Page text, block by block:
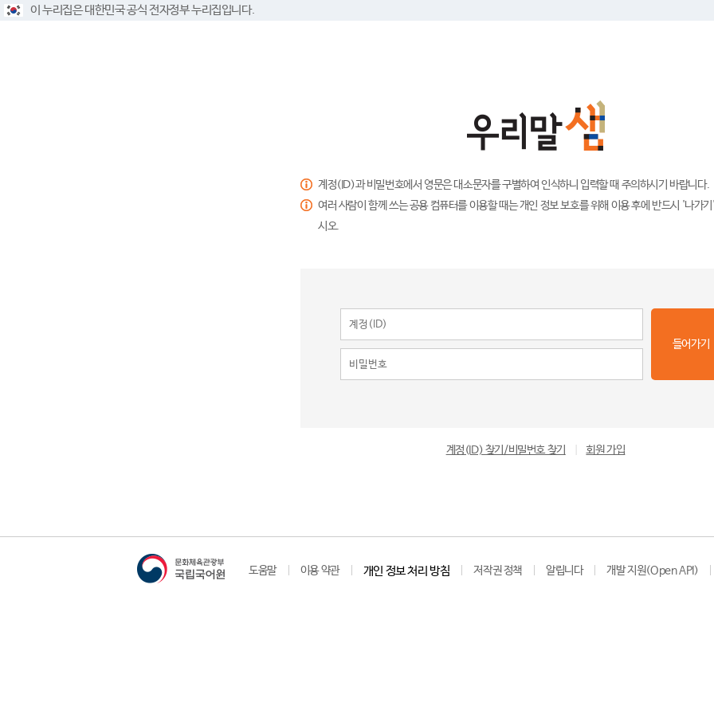
이 누리집은 대한민국 공식 전자정부 누리집입니다.
계정(ID)과 비밀번호에서 영문은 대소문자를 구별하여 인식하니 입력할 때 주의하시기 바랍니다.
여러 사람이 함께 쓰는 공용 컴퓨터를 이용할 때는 개인 정보 보호를 위해 이용 후에 반드시 '나가
시오.
들어가기
계정(ID) 찾기/비밀번호 찾기 회원 가입
도움말 이용 약관 개인 정보 처리 방침 저작권 정책 알립니다 개발 지원(Open API)